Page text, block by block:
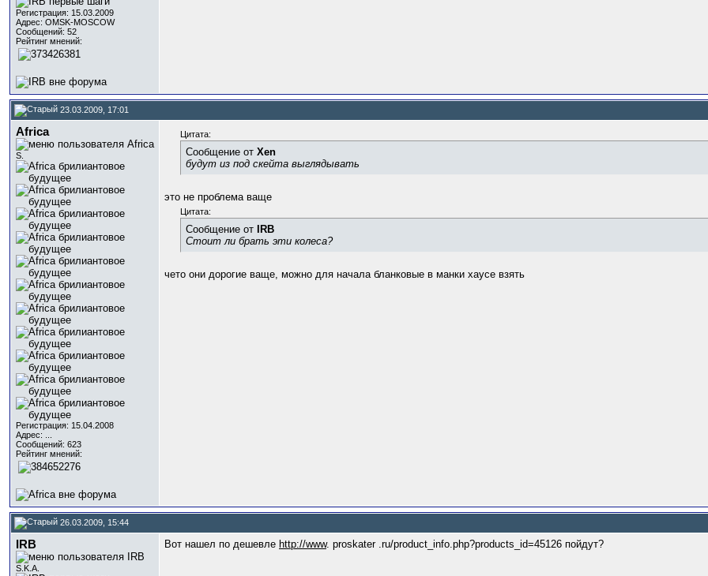
Регистрация: 15.03.2009
Адрес: OMSK-MOSCOW
Сообщений: 52
Рейтинг мнений:
23.03.2009, 17:01
Africa
S.
Регистрация: 15.04.2008
Адрес: ...
Сообщений: 623
Рейтинг мнений:
Цитата:
Сообщение от Xen
будут из под скейта выглядывать
это не проблема ваще
Цитата:
Сообщение от
IRB
Стоит ли брать эти колеса?
чето они дорогие ваще, можно для начала бланковые в манки хаусе взять
26.03.2009, 15:44
IRB
S.K.A.
Вот нашел по дешевле http://www. proskater .ru/product_info.php?products_id=45126 пойдут?